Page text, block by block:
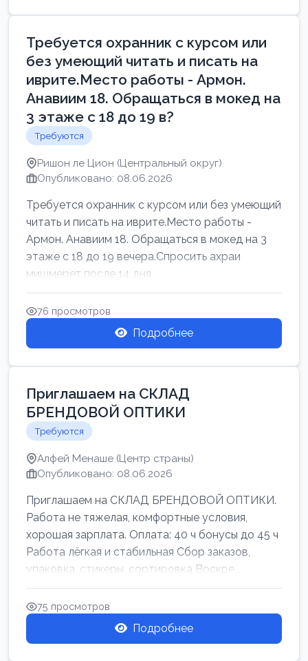
Требуется охранник с курсом или
без умеющий читать и писать на
иврите.Место работы - Армон.
Анавиим 18. Обращаться в мокед на
3 этаже с 18 до 19 в?
Требуются
Ришон ле Цион (Центральный округ)
Опубликовано: 08.06.2026
Требуется охранник с курсом или без умеющий
читать и писать на иврите.Место работы -
Армон. Анавиим 18. Обращаться в мокед на 3
этаже с 18 до 19 вечера.Спросить ахраи
мишмерет.после 14 дня
76 просмотров
Подробнее
Приглашаем на СКЛАД
БРЕНДОВОЙ ОПТИКИ
Требуются
Алфей Менаше (Центр страны)
Опубликовано: 08.06.2026
Приглашаем на СКЛАД БРЕНДОВОЙ ОПТИКИ.
Работа не тяжелая, комфортные условия,
хорошая зарплата. Оплата: 40 ч бонусы до 45 ч
Работа лёгкая и стабильная Сбор заказов,
упаковка, стикеры, сортировка Воскре...
75 просмотров
Подробнее